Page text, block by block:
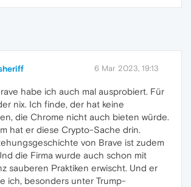
6 Mar 2023, 19:13
habe ich auch mal ausprobiert. Für
nix. Ich finde, der hat keine
die Chrome nicht auch bieten würde.
hat er diese Crypto-Sache drin.
von Brave ist zudem
die Firma wurde auch schon mit
sauberen Praktiken erwischt. Und er
ich, besonders unter Trump-